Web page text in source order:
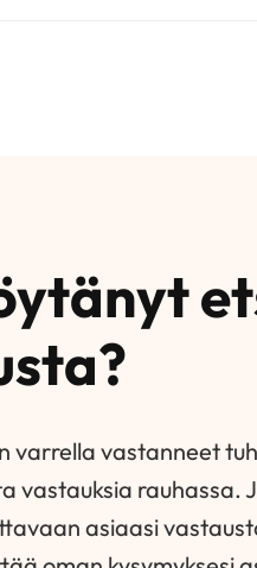
varrella vastanneet
vastauksia rauhassa.
asiaasi